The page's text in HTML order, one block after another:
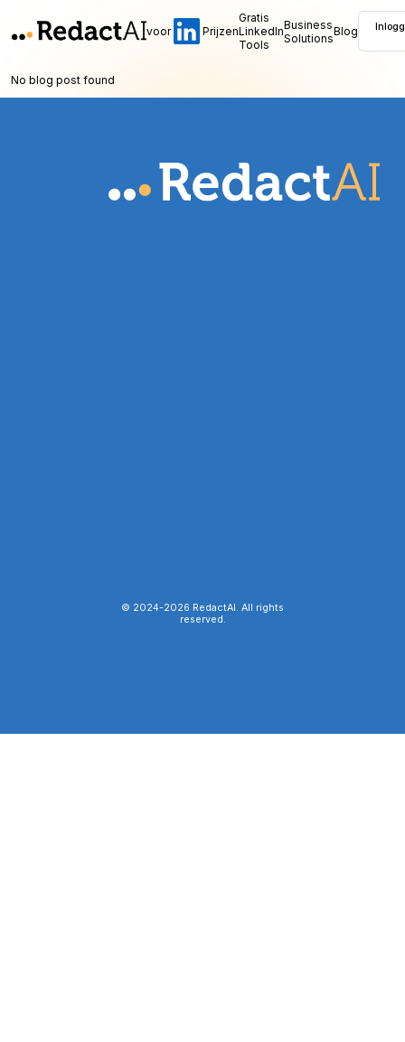
voor Prijzen
Gratis
LinkedIn
Tools
Business
SolutionsBlog
No blog post found
© 2024-2026 RedactAI. All rights
reserved.